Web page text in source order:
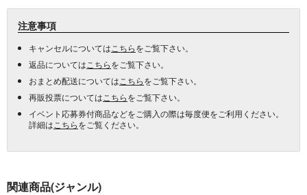
注意事項
キャンセルについては こちらをご覧下さい。
返品については こちらをご覧下さい。
おまとめ配送については こちらをご覧下さい。
再販投票については こちらをご覧下さい。
イベント応募券付商品などをご購入の際は毎度便をご利用ください。
詳細は こちらをご覧ください。
関連商品(ジャンル)